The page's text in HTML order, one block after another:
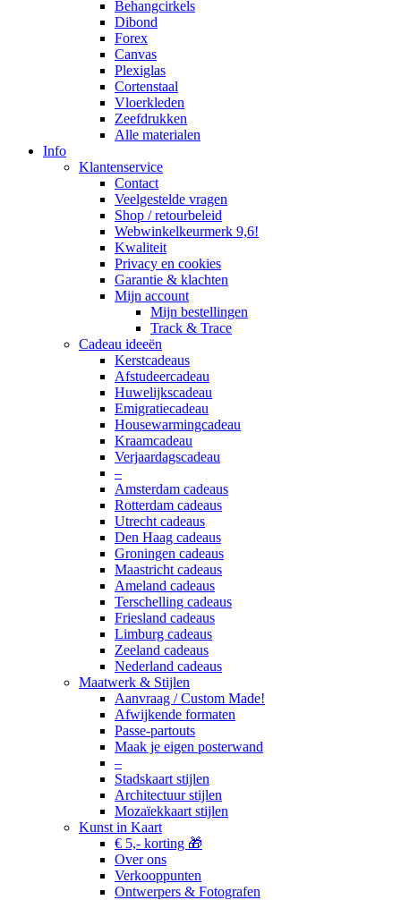
Behangcirkels
Dibond
Forex
Canvas
Plexiglas
Cortenstaal
Vloerkleden
Zeefdrukken
Alle materialen
Info
Klantenservice
Contact
Veelgestelde vragen
Shop / retourbeleid
Webwinkelkeurmerk 9,6!
Kwaliteit
Privacy en cookies
Garantie & klachten
Mijn account
Mijn bestellingen
Track & Trace
Cadeau ideeën
Kerstcadeaus
Afstudeercadeau
Huwelijkscadeau
Emigratiecadeau
Housewarmingcadeau
Kraamcadeau
Verjaardagscadeau
–
Amsterdam cadeaus
Rotterdam cadeaus
Utrecht cadeaus
Den Haag cadeaus
Groningen cadeaus
Maastricht cadeaus
Ameland cadeaus
Terschelling cadeaus
Friesland cadeaus
Limburg cadeaus
Zeeland cadeaus
Nederland cadeaus
Maatwerk & Stijlen
Aanvraag / Custom Made!
Afwijkende formaten
Passe-partouts
Maak je eigen posterwand
–
Stadskaart stijlen
Architectuur stijlen
Mozaïekkaart stijlen
Kunst in Kaart
€ 5,- korting 🎁
Over ons
Verkooppunten
Ontwerpers & Fotografen